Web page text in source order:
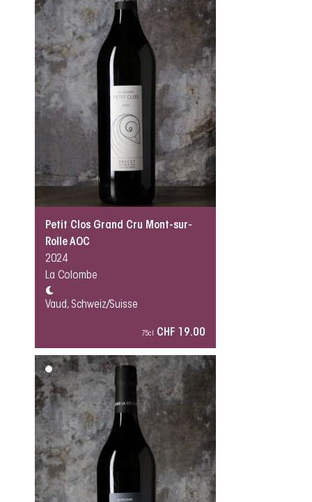
Petit Clos Grand Cru Mont-sur-
Rolle AOC
2024
La Colombe
Vaud, Schweiz/Suisse
75cl CHF 19.00